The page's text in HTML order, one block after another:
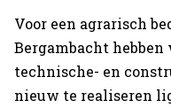
Voor een agrarisch
Bergambacht
technische- en
nieuw te realiseren